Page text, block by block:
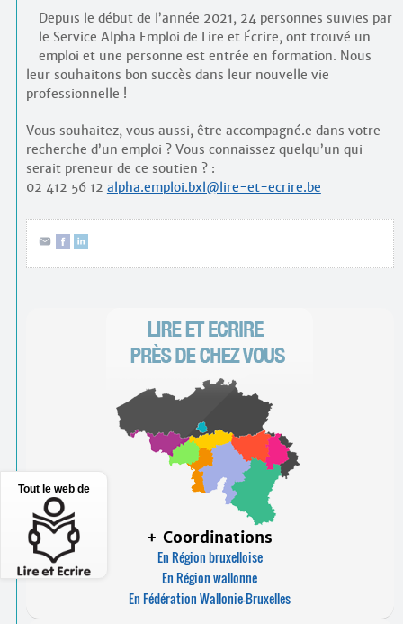
Depuis le début de l’année 2021, 24 personnes suivies par
le Service Alpha Emploi de Lire et Écrire, ont trouvé un
emploi et une personne est entrée en formation. Nous
leur souhaitons bon succès dans leur nouvelle vie
professionnelle !
Vous souhaitez, vous aussi, être accompagné.e dans votre
recherche d’un emploi ? Vous connaissez quelqu’un qui
serait preneur de ce soutien ? :
02 412 56 12 alpha.emploi.bxl@lire-et-ecrire.be
+ Coordinations
En Région bruxelloise
En Région wallonne
En Fédération Wallonie-Bruxelles
Tout le web de